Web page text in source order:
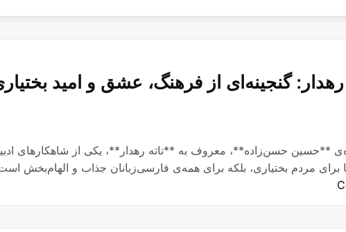
گنجینه‌ای از فرهنگ، عشق و امید
**حسین حسن‌زاده**، معروف به **تاته رهدار**، یکی از شاهکارهای
مردم بختیاری، بلکه برای همه‌ی فارسی‌زبانان جذاب و الهام‌بخش